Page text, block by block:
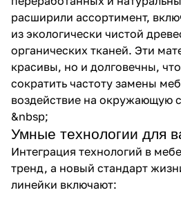
расширили ассортимент,
из экологически чистой
органических тканей. Эти
красивы, но и долговечны,
сократить частоту замены
воздействие на окружающую
&nbsp;
Умные технологии для
Интеграция технологий в
тренд, а новый стандарт
линейки включают: